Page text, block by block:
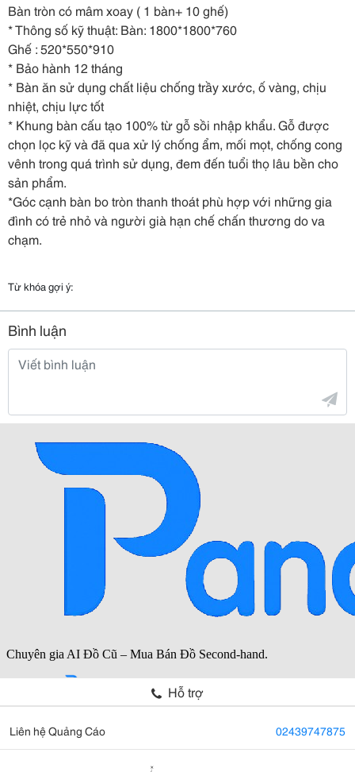
Bàn tròn có mâm xoay ( 1 bàn+ 10 ghế)
* Thông số kỹ thuật: Bàn: 1800*1800*760
Ghế : 520*550*910
* Bảo hành 12 tháng
* Bàn ăn sử dụng chất liệu chống trầy xước, ố vàng, chịu
nhiệt, chịu lực tốt
* Khung bàn cấu tạo 100% từ gỗ sồi nhập khẩu. Gỗ được
chọn lọc kỹ và đã qua xử lý chống ẩm, mối mọt, chống cong
vênh trong quá trình sử dụng, đem đến tuổi thọ lâu bền cho
sản phẩm.
*Góc cạnh bàn bo tròn thanh thoát phù hợp với những gia
đình có trẻ nhỏ và người già hạn chế chấn thương do va
chạm.
Từ khóa gợi ý:
Bình luận
Hỗ trợ
Liên hệ Quảng Cáo 02439747875